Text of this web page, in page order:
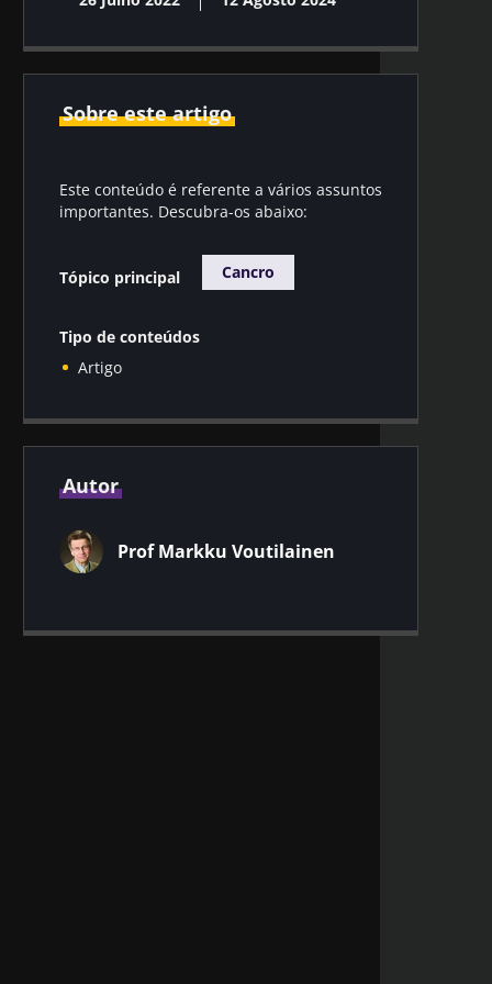
Sobre este artigo
Este conteúdo é referente a vários assuntos
importantes. Descubra-os abaixo:
Tópico principal Cancro
Tipo de conteúdos
Artigo
Autor
Prof Markku Voutilainen